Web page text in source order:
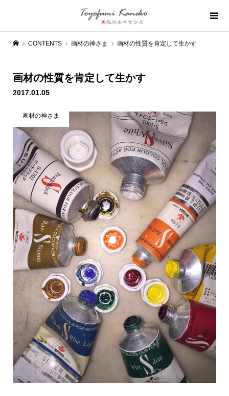
CONTENTS 画材の神さま 画材の性質を肯定して生かす
画材の性質を肯定して生かす
2017.01.05
画材の神さま